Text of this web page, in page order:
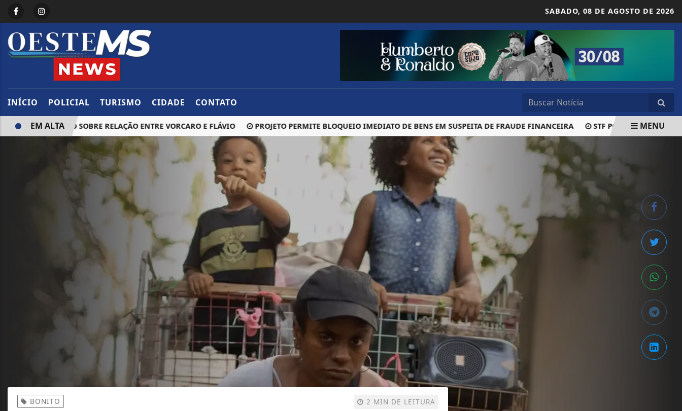
SABADO, 08 DE AGOSTO DE 2026
INÍCIO POLICIAL TURISMO CIDADE CONTATO
INVESTIGAÇÃO SOBRE RELAÇÃO ENTRE VORCARO E FLÁVIO PROJETO PERMITE BLOQUEIO IMEDIATO DE BENS EM SUSPEITA DE FRAUDE FINANCEIRA STF PODE BARRAR MEDIDAS
EM ALTA MENU
BONITO 2 MIN DE LEITURA